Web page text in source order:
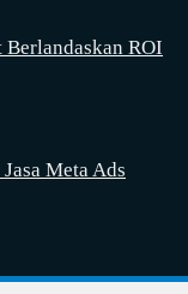
ROI
Meta Ads